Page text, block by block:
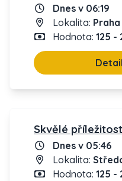
Dnes v 06:19
Lokalita: Praha
Hodnota: 125 -
Skvělé
Dnes v 05:46
Lokalita:
Hodnota: 125 -